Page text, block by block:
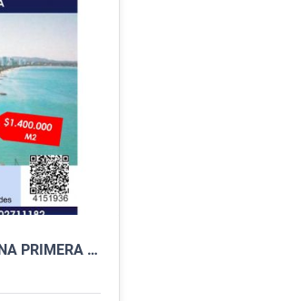
SE VENDE TERRENO EN COVEÑA PRIMERA ENSENADA